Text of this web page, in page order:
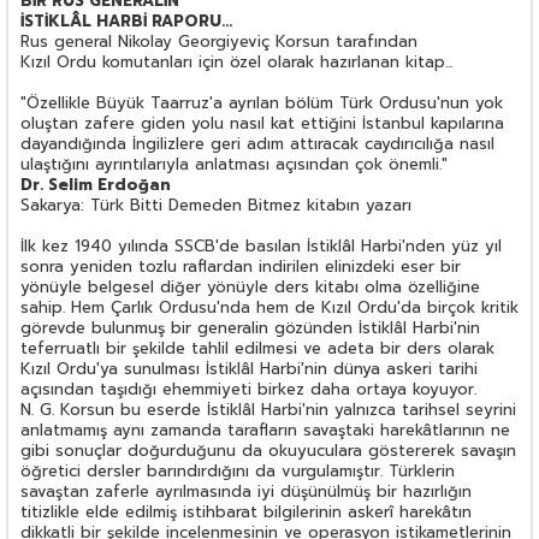
İSTİKLÂL HARBİ RAPORU...
Rus general Nikolay Georgiyeviç Korsun tarafından
Kızıl Ordu komutanları için özel olarak hazırlanan kitap...
"Özellikle Büyük Taarruz'a ayrılan bölüm Türk Ordusu'nun yok
oluştan zafere giden yolu nasıl kat ettiğini İstanbul kapılarına
dayandığında İngilizlere geri adım attıracak caydırıcılığa nasıl
ulaştığını ayrıntılarıyla anlatması açısından çok önemli."
Dr. Selim Erdoğan
Sakarya: Türk Bitti Demeden Bitmez kitabın yazarı
İlk kez 1940 yılında SSCB'de basılan İstiklâl Harbi'nden yüz yıl
sonra yeniden tozlu raflardan indirilen elinizdeki eser bir
yönüyle belgesel diğer yönüyle ders kitabı olma özelliğine
sahip. Hem Çarlık Ordusu'nda hem de Kızıl Ordu'da birçok kritik
görevde bulunmuş bir generalin gözünden İstiklâl Harbi'nin
teferruatlı bir şekilde tahlil edilmesi ve adeta bir ders olarak
Kızıl Ordu'ya sunulması İstiklâl Harbi'nin dünya askeri tarihi
açısından taşıdığı ehemmiyeti birkez daha ortaya koyuyor.
N. G. Korsun bu eserde İstiklâl Harbi'nin yalnızca tarihsel seyrini
anlatmamış aynı zamanda tarafların savaştaki harekâtlarının ne
gibi sonuçlar doğurduğunu da okuyuculara göstererek savaşın
öğretici dersler barındırdığını da vurgulamıştır. Türklerin
savaştan zaferle ayrılmasında iyi düşünülmüş bir hazırlığın
titizlikle elde edilmiş istihbarat bilgilerinin askerî harekâtın
dikkatli bir şekilde incelenmesinin ve operasyon istikametlerinin